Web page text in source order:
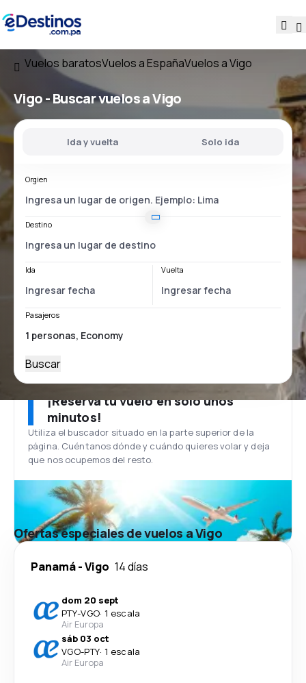
Vuelos baratosVuelos a EspañaVuelos a Vigo
Vigo - Buscar vuelos a Vigo
Ida y vuelta Solo ida
Orgien
Destino
Ida Vuelta
Pasajeros
Buscar
¡Reserva tu vuelo en solo unos
minutos!
Utiliza el buscador situado en la parte superior de la
página. Cuéntanos dónde y cuándo quieres volar y deja
que nos ocupemos del resto.
Ofertas especiales de vuelos a Vigo
Panamá-Vigo 14 días
dom 20 sept
PTY-VGO· 1 escala
Air Europa
sáb 03 oct
VGO-PTY· 1 escala
Air Europa